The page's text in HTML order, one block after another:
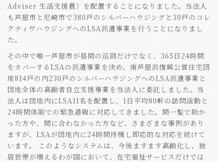
Adviser 生活支援員）を配置することになりました。当法人
も芦屋市と尼崎市で380戸のシルバーハウジングと30戸のコレ
クティヴハウジングへのLSA派遣事業を行うことになりまし
た。
その中で唯一芦屋市が昼間の巡回だけでなく、365日24時間
をカバーするLSAの派遣事業を決め、南芦屋浜復興公営住宅団
地814戸の内230戸のシルバーハウジングへのLSA派遣事業と
団地全体の高齢者自立支援事業を当法人に委託しました。当
法人は団地内にLSA11名を配置し、1日平均80軒の訪問活動と
24時間体制での緊急通報に対応してきました。間一髪で助か
った方や、間に合わなかった方など、さまざまな事例があり
ますが、LSAが団地内に24時間待機し即応的な対応を続けて
います。 このようなシステムは、今後ますます高齢化し、独
居世帯が増えるわが国において、在宅福祉サービスだけでは